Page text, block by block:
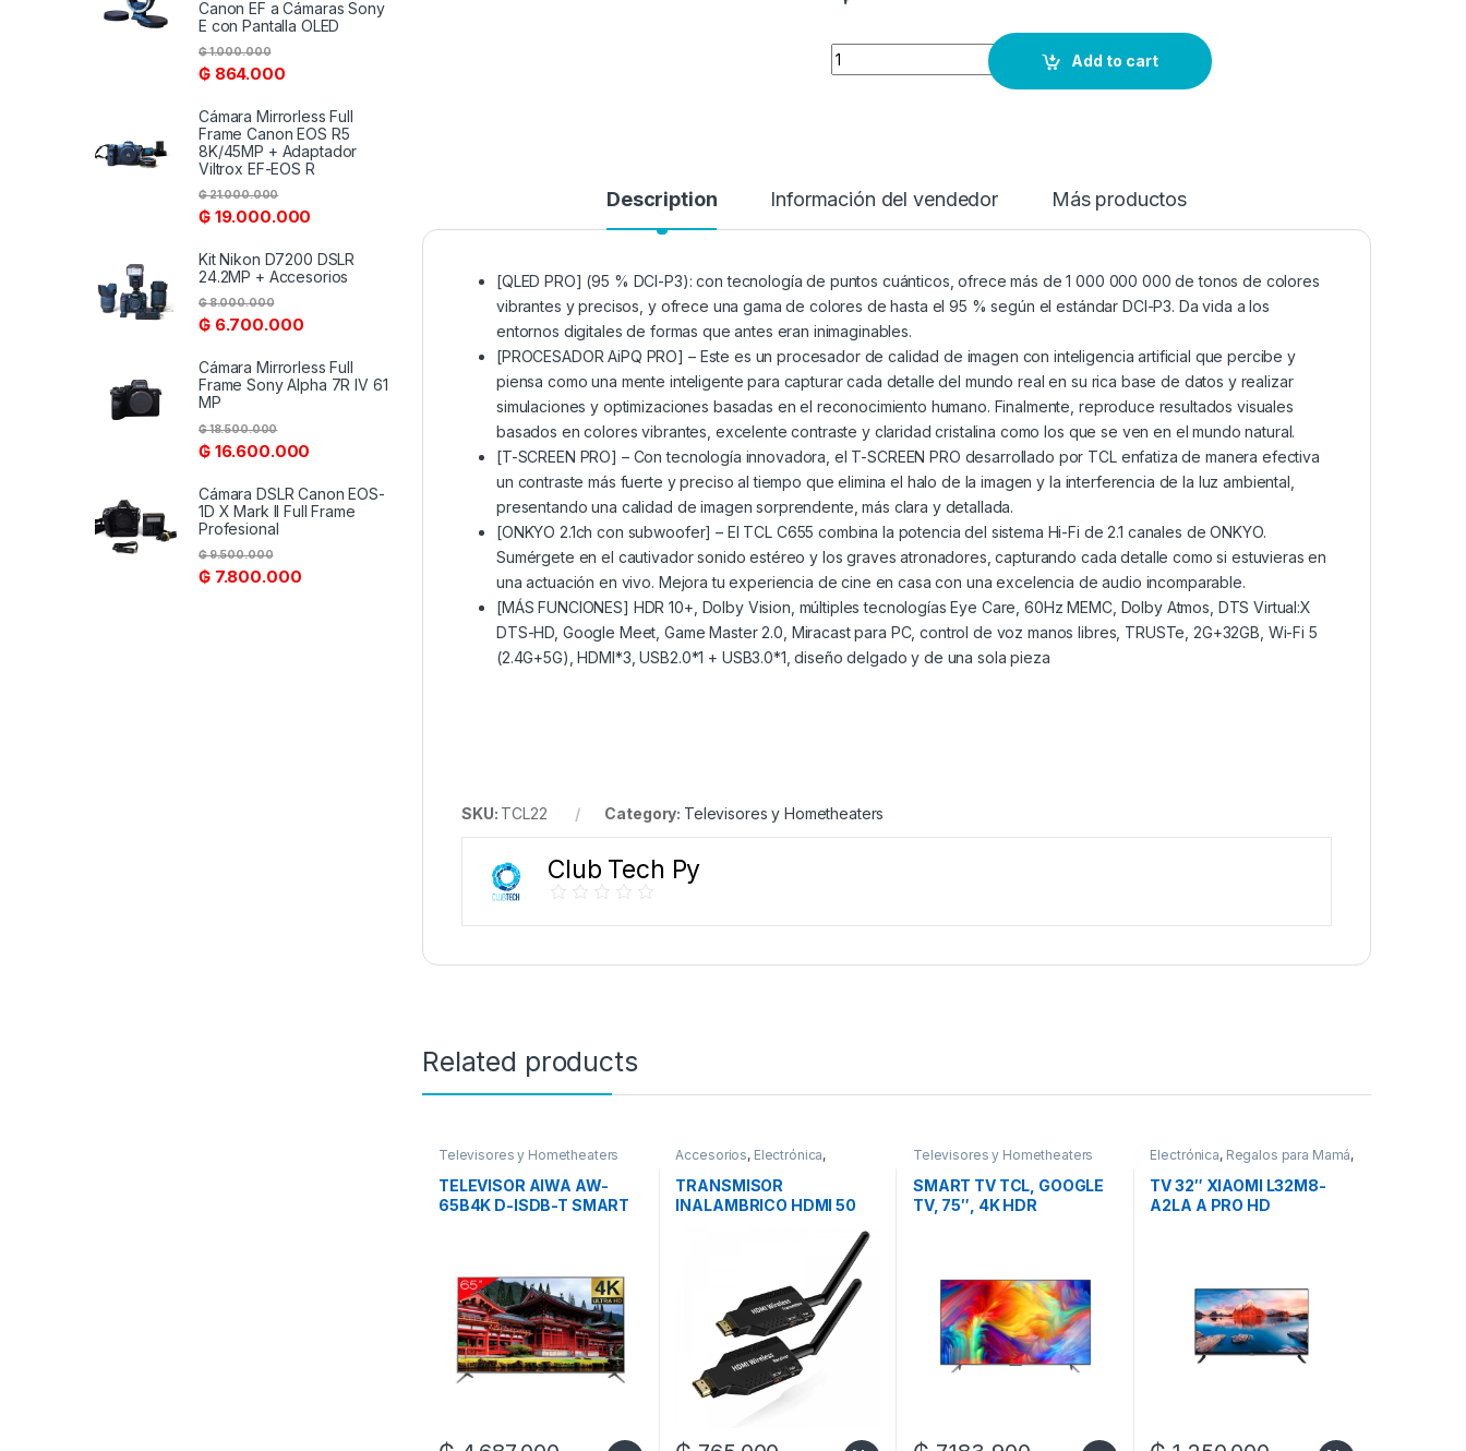
Quantity
Add to cart
Description Información del vendedor Más productos
[QLED PRO] (95 % DCI-P3): con tecnología de puntos cuánticos, ofrece más de 1 000 000 000 de tonos de colores
vibrantes y precisos, y ofrece una gama de colores de hasta el 95 % según el estándar DCI-P3. Da vida a los
entornos digitales de formas que antes eran inimaginables.
[PROCESADOR AiPQ PRO] – Este es un procesador de calidad de imagen con inteligencia artificial que percibe y
piensa como una mente inteligente para capturar cada detalle del mundo real en su rica base de datos y realizar
simulaciones y optimizaciones basadas en el reconocimiento humano. Finalmente, reproduce resultados visuales
basados ​​en colores vibrantes, excelente contraste y claridad cristalina como los que se ven en el mundo natural.
[T-SCREEN PRO] – Con tecnología innovadora, el T-SCREEN PRO desarrollado por TCL enfatiza de manera efectiva
un contraste más fuerte y preciso al tiempo que elimina el halo de la imagen y la interferencia de la luz ambiental,
presentando una calidad de imagen sorprendente, más clara y detallada.
[ONKYO 2.1ch con subwoofer] – El TCL C655 combina la potencia del sistema Hi-Fi de 2.1 canales de ONKYO.
Sumérgete en el cautivador sonido estéreo y los graves atronadores, capturando cada detalle como si estuvieras en
una actuación en vivo. Mejora tu experiencia de cine en casa con una excelencia de audio incomparable.
[MÁS FUNCIONES] HDR 10+, Dolby Vision, múltiples tecnologías Eye Care, 60Hz MEMC, Dolby Atmos, DTS Virtual:X
DTS-HD, Google Meet, Game Master 2.0, Miracast para PC, control de voz manos libres, TRUSTe, 2G+32GB, Wi-Fi 5
(2.4G+5G), HDMI*3, USB2.0*1 + USB3.0*1, diseño delgado y de una sola pieza
SKU: TCL22 Category: Televisores y Hometheaters
Club Tech Py
Related products
Televisores y Hometheaters
TELEVISOR AIWA AW-
65B4K D-ISDB-T SMART
Accesorios, Electrónica,
Video
TRANSMISOR
INALAMBRICO HDMI 50
Televisores y Hometheaters
SMART TV TCL, GOOGLE
TV, 75″, 4K HDR
Electrónica, Regalos para Mamá,
Televisores y Hometheaters
TV 32″ XIAOMI L32M8-
A2LA A PRO HD
Canon EF a Cámaras Sony
E con Pantalla OLED
₲864.000
₲1.000.000
Cámara Mirrorless Full
Frame Canon EOS R5
8K/45MP + Adaptador
Viltrox EF-EOS R
₲19.000.000
₲21.000.000
Kit Nikon D7200 DSLR
24.2MP + Accesorios
₲6.700.000
₲8.000.000
Cámara Mirrorless Full
Frame Sony Alpha 7R IV 61
MP
₲16.600.000
₲18.500.000
Cámara DSLR Canon EOS-
1D X Mark II Full Frame
Profesional
₲7.800.000
₲9.500.000